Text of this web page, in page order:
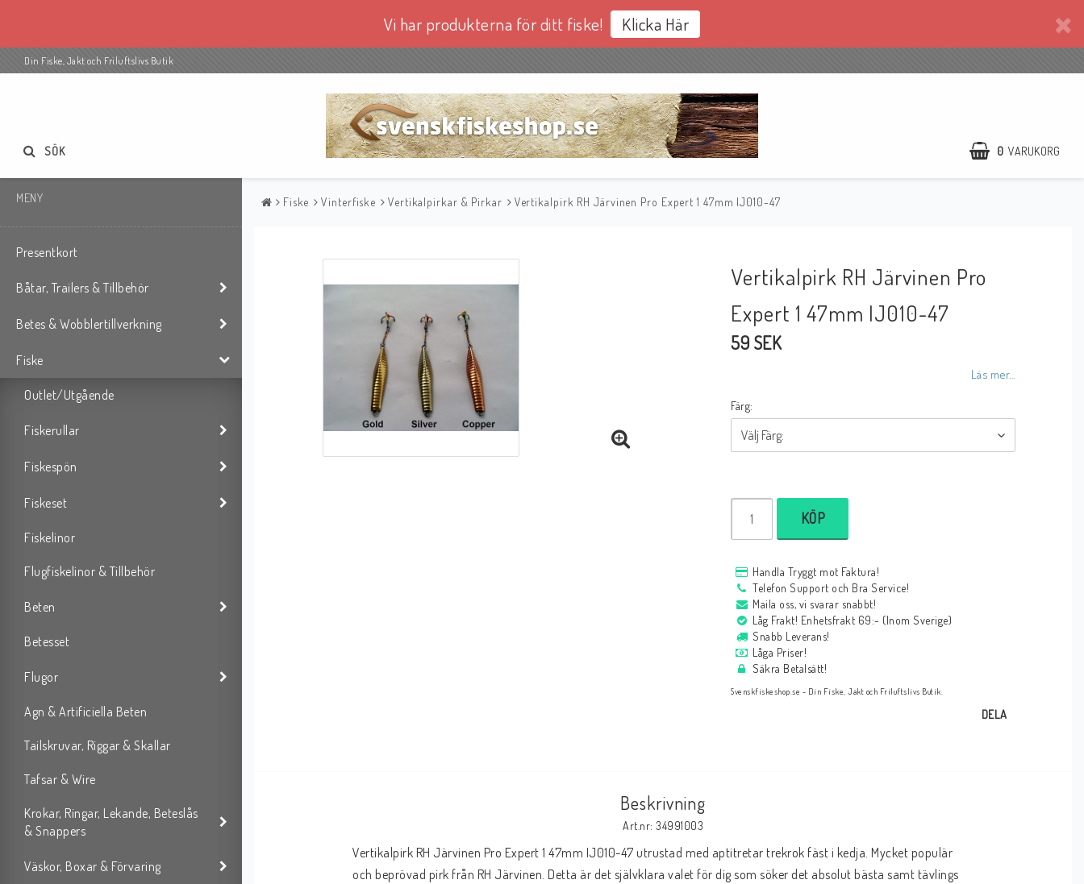
Vi har produkterna för ditt fiske! Klicka Här
Din Fiske, Jakt och Friluftslivs Butik
0 VARUKORG
SÖK
MENY
Presentkort
Båtar, Trailers & Tillbehör
Betes & Wobblertillverkning
Fiske
Outlet/Utgående
Fiskerullar
Fiskespön
Fiskeset
Fiskelinor
Flugfiskelinor & Tillbehör
Beten
Betesset
Flugor
Agn & Artificiella Beten
Tailskruvar, Riggar & Skallar
Tafsar & Wire
Krokar, Ringar, Lekande, Beteslås
& Snappers
Väskor, Boxar & Förvaring
Fiske Vinterfiske Vertikalpirkar & Pirkar Vertikalpirk RH Järvinen Pro Expert 1 47mm IJ010-47
Vertikalpirk RH Järvinen Pro
Expert 1 47mm IJ010-47
59 SEK
Läs mer...
Färg:
KÖP
Handla Tryggt mot Faktura!
Telefon Support och Bra Service!
Maila oss, vi svarar snabbt!
Låg Frakt! Enhetsfrakt 69:- (Inom Sverige)
Snabb Leverans!
Låga Priser!
Säkra Betalsätt!
Svenskfiskeshop.se - Din Fiske, Jakt och Friluftslivs Butik.
DELA
Beskrivning
Art.nr: 34991003
Vertikalpirk RH Järvinen Pro Expert 1 47mm IJ010-47 utrustad med aptitretar trekrok fäst i kedja. Mycket populär
och beprövad pirk från RH Järvinen. Detta är det självklara valet för dig som söker det absolut bästa samt tävlings